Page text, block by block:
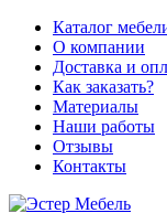
Каталог
О компании
Доставка и
Как заказать?
Материалы
Наши работы
Отзывы
Контакты